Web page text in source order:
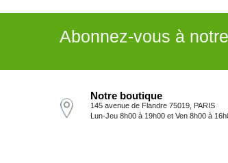
Abonnez-vous à
Notre boutique
145 avenue de Flandre 75019, PARIS
Lun-Jeu 8h00 à 19h00 et Ven 8h00 à